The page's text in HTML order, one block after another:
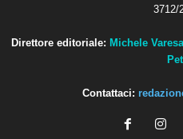
3712/
Direttore editoriale: Michele
Contattaci: